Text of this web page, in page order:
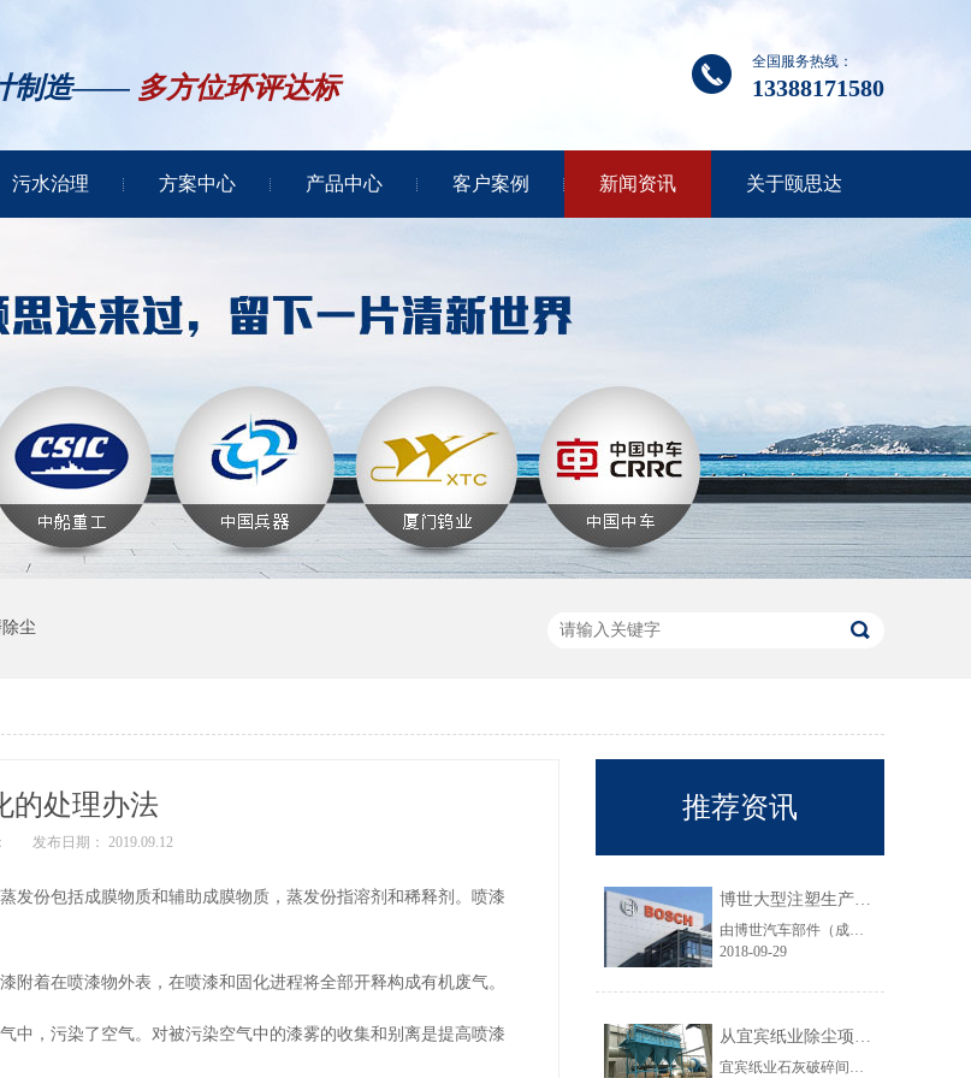
制造—— 多方位环评达标
全国服务热线：
13388171580
污水治理 方案中心 产品中心 客户案例 新闻资讯 关于颐思达
尘
的处理办法
发布日期： 2019.09.12
发份包括成膜物质和辅助成膜物质，蒸发份指溶剂和稀释剂。喷漆
着在喷漆物外表，在喷漆和固化进程将全部开释构成有机废气。
中，污染了空气。对被污染空气中的漆雾的收集和别离是提高喷漆
推荐资讯
博世大型注塑生产线VOC净化工程圆满结束
由博世汽车部件（成都）有限公司委托颐思达设计、制造、安装的大型注塑生产线废气净化工程项目于近日全部竣工，试运行效果显示，运行结果完全符合设计要求。
2018-09-29
从宜宾纸业除尘项目成功范例看低成本环保
宜宾纸业石灰破碎间除尘工程于近期完工，在不足30立方的空间内集成了超过三个篮球场大小的过滤面积，处理风量达每小时7万立方，实现了小体积除尘器处理大风量，开启低成本环保的时代，给处在环保高压政策下不堪重负的企业主们带来福音......